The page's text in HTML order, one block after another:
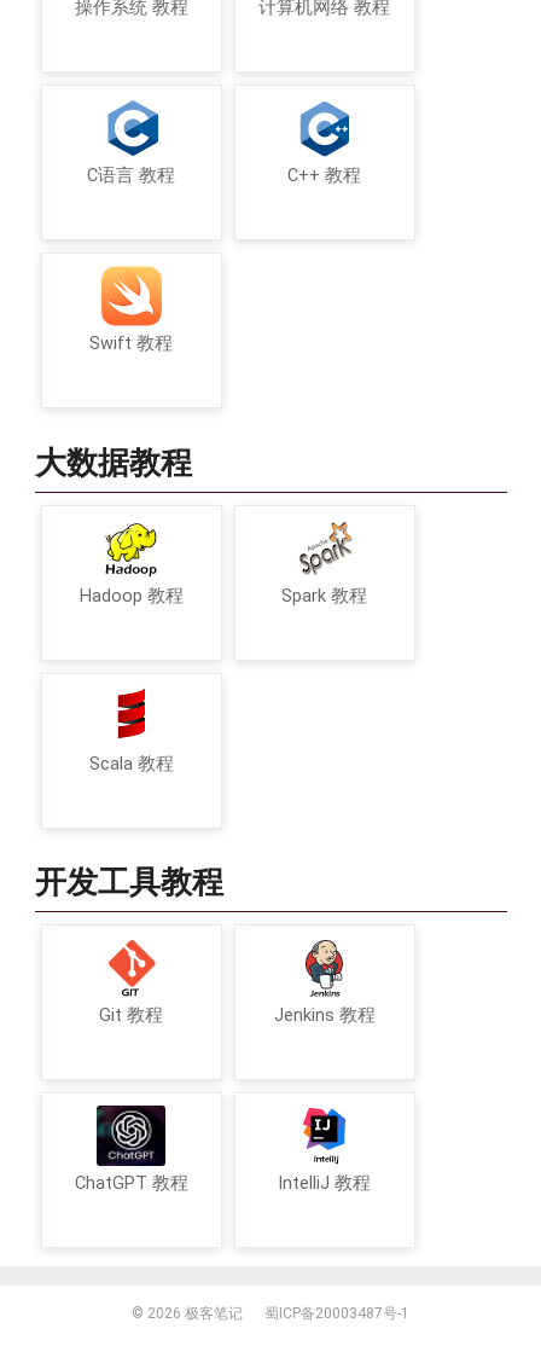
操作系统 教程 计算机网络 教程
C语言 教程 C++ 教程
Swift 教程
大数据教程
Hadoop 教程 Spark 教程
Scala 教程
开发工具教程
Git 教程 Jenkins 教程
ChatGPT 教程 IntelliJ 教程
© 2026 极客笔记 蜀ICP备20003487号-1